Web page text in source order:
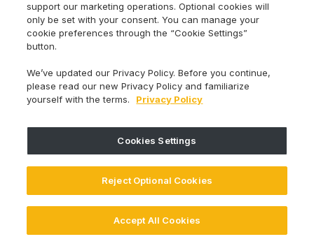
LlameLow Cost Interlock24/7 al 844-
387-0326
El dispositivo puede variar según los requisitos estatales; se
aplican restricciones.
support our marketing operations. Optional cookies will
only be set with your consent. You can manage your
cookie preferences through the “Cookie Settings”
button.
We’ve updated our Privacy Policy. Before you continue,
please read our new Privacy Policy and familiarize
yourself with the terms.
Privacy Policy
Cookies Settings
Reject Optional Cookies
Accept All Cookies